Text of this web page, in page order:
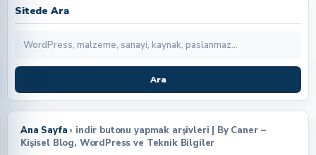
Sitede Ara
Ara
Ana Sayfa › indir butonu yapmak arşivleri | By Caner –
Kişisel Blog, WordPress ve Teknik Bilgiler